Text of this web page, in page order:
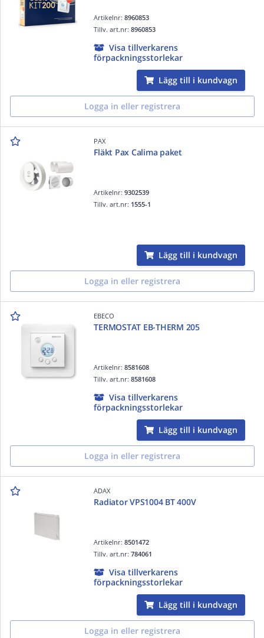
Artikelnr:8960853
Tillv. art.nr:8960853
Visa tillverkarens
förpackningsstorlekar
Lägg till i kundvagn
Logga in eller registrera
PAX
Fläkt Pax Calima paket
Artikelnr:9302539
Tillv. art.nr: 1555-1
Lägg till i kundvagn
Logga in eller registrera
EBECO
TERMOSTAT EB-THERM 205
Artikelnr:8581608
Tillv. art.nr:8581608
Visa tillverkarens
förpackningsstorlekar
Lägg till i kundvagn
Logga in eller registrera
ADAX
Radiator VPS1004 BT 400V
Artikelnr:8501472
Tillv. art.nr:784061
Visa tillverkarens
förpackningsstorlekar
Lägg till i kundvagn
Logga in eller registrera